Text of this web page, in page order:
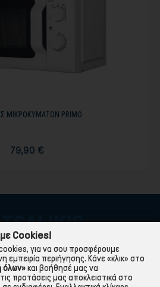
ΜΙΚΡΟΚΥΜΑΤΩΝ PRIMO
79,90 €
Cookies!
για να σου προσφέρουμε
εμπειρία περιήγησης. Κάνε «κλικ» στο
όλων»και βοήθησέ μας να
προτάσεις μας αποκλειστικά στο